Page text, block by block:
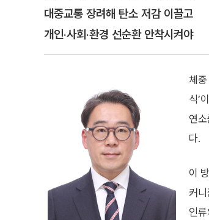
대중교통 장려해 탄소 저감 이끌고
개인·사회·환경 선순환 안착시켜야
체
식’
연
다.
이
커
인